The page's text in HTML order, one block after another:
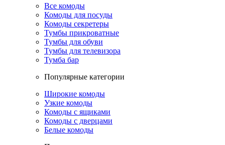
Все комоды
Комоды для посуды
Комоды секретеры
Тумбы прикроватные
Тумбы для обуви
Тумбы для телевизора
Тумба бар
Популярные категории
Широкие комоды
Узкие комоды
Комоды с ящиками
Комоды с дверцами
Белые комоды